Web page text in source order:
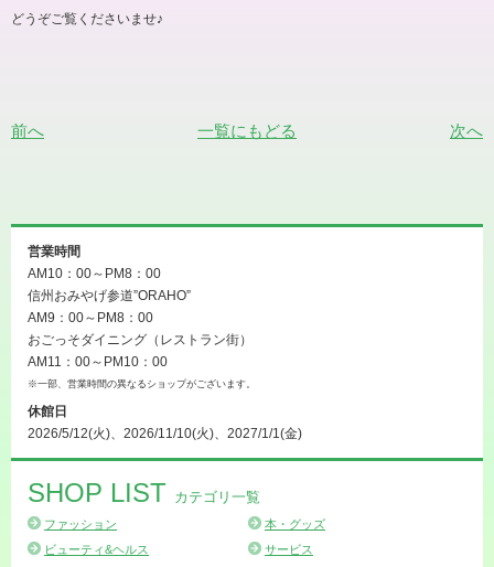
どうぞご覧くださいませ♪
前へ 一覧にもどる 次へ
営業時間
AM10：00～PM8：00
信州おみやげ参道”ORAHO”
AM9：00～PM8：00
おごっそダイニング（レストラン街）
AM11：00～PM10：00
※一部、営業時間の異なるショップがございます。
休館日
2026/5/12(火)、2026/11/10(火)、2027/1/1(金)
SHOP LIST カテゴリ一覧
ファッション
本・グッズ
ビューティ&ヘルス
サービス